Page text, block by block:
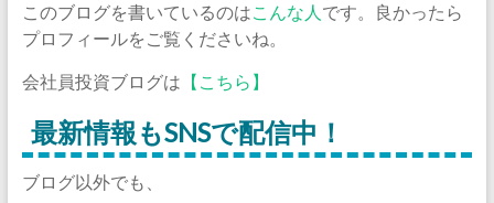
このブログを書いているのはこんな人 です。良かったら
プロフィールをご覧くださいね。
会社員投資ブログは 【こちら】
最新情報もSNSで配信中！
ブログ以外でも、